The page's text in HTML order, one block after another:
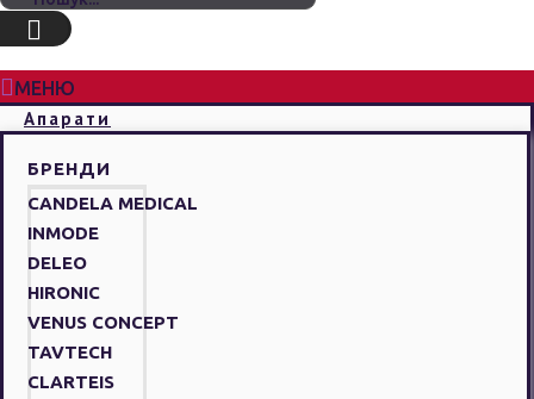
МЕНЮ
Апарати
БРЕНДИ
CANDELA MEDICAL
INMODE
DELEO
HIRONIC
VENUS CONCEPT
TAVTECH
CLARTEIS